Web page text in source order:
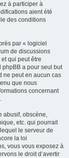
à participer à
aient été
des conditions
par « logiciel
de discussions
et qui peut être
a pour seul but
ne peut en aucun cas
que nous
concernant
abusif, obscène,
etc. qui pourrait
le serveur de
la loi
vous vous exposez à
le droit d’avertir